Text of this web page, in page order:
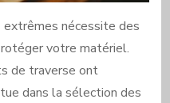
extrêmes nécessite des
votre matériel.
de traverse ont
dans la sélection des